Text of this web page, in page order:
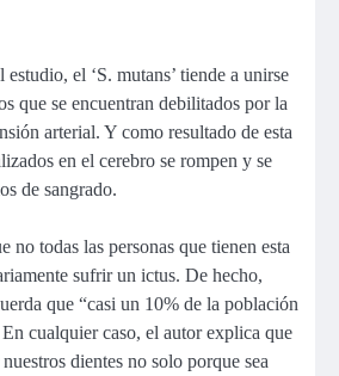
estudio, el ‘S. mutans’ tiende a unirse
que se encuentran debilitados por la
arterial. Y como resultado de esta
en el cerebro se rompen y se
de sangrado.
no todas las personas que tienen esta
sufrir un ictus. De hecho,
que “casi un 10% de la población
cualquier caso, el autor explica que
dientes no solo porque sea